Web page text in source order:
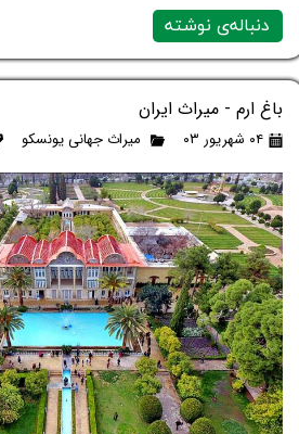
دنباله‌ی نوشته
باغ ارم - میراث ایران
۰۴ شهریور ۰۳ میراث جهانی یونسکو